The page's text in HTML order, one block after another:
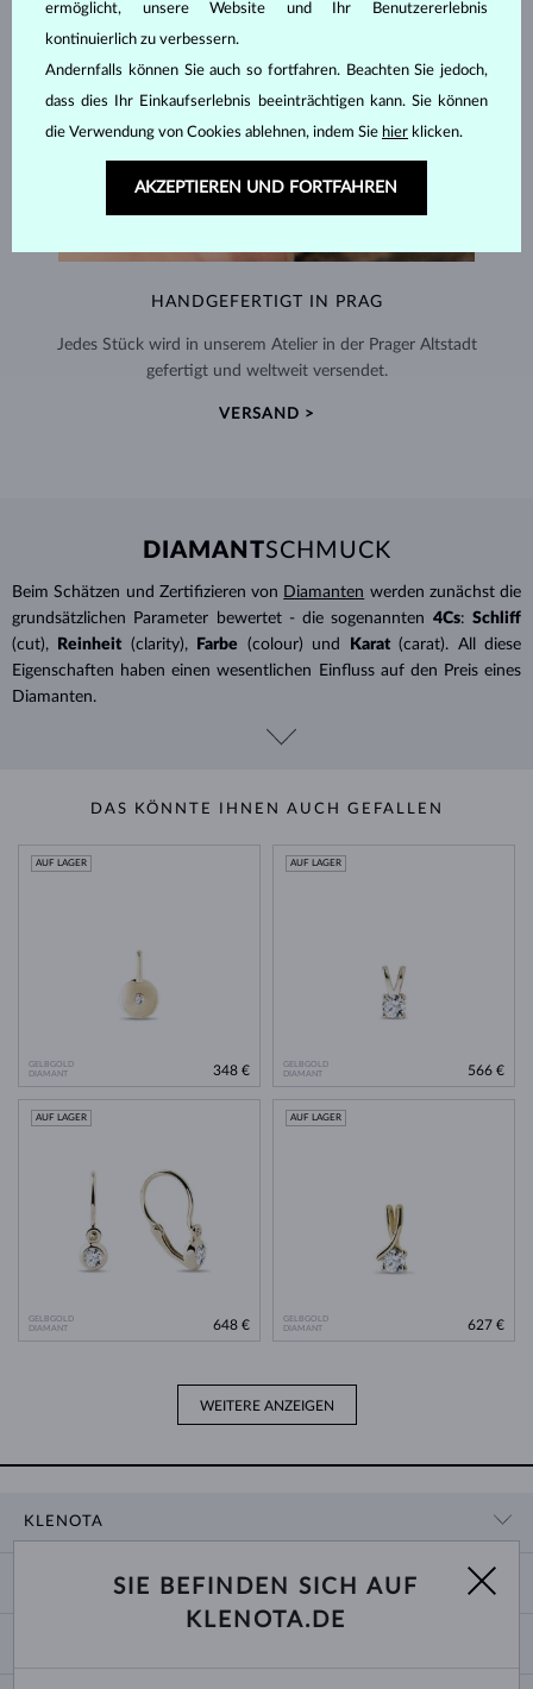
HANDGEFERTIGT IN PRAG
Jedes Stück wird in unserem Atelier in der Prager Altstadt
gefertigt und weltweit versendet.
VERSAND >
DIAMANTSCHMUCK
Beim Schätzen und Zertifizieren von Diamanten werden zunächst die
grundsätzlichen Parameter bewertet - die sogenannten 4Cs: Schliff
(cut),
Reinheit (clarity), Farbe (colour) und Karat (carat). All diese
Eigenschaften haben einen wesentlichen Einfluss auf den Preis eines
Diamanten.
DAS KÖNNTE IHNEN AUCH GEFALLEN
GELBGOLD
DIAMANT
AUF LAGER
348 €
GELBGOLD
DIAMANT
AUF LAGER
566 €
GELBGOLD
DIAMANT
AUF LAGER
648 €
GELBGOLD
DIAMANT
AUF LAGER
627 €
WEITERE ANZEIGEN
KLENOTA
ZAHLUNG UND VERSAND
ermöglicht, unsere Website und Ihr Benutzererlebnis
kontinuierlich zu verbessern.
Andernfalls können Sie auch so fortfahren. Beachten Sie jedoch,
dass dies Ihr Einkaufserlebnis beeinträchtigen kann. Sie können
die Verwendung von Cookies ablehnen, indem Sie hier klicken.
AKZEPTIEREN UND FORTFAHREN
SIE BEFINDEN SICH AUF
KLENOTA.DE